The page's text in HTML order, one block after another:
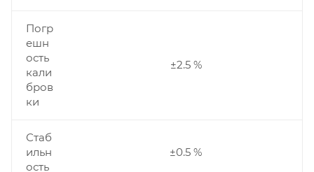
Погр
ешн
ость
кали
бров
ки
±2.5 %
Стаб
ильн
ость
±0.5 %